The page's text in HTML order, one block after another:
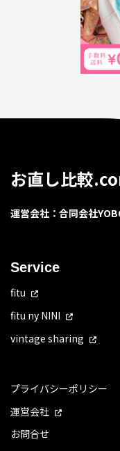
お直し比較
運営会社：合同会社
Service
fitu
fitu ny NINI
vintage sharing
プライバシーポリシー
運営会社
お問合せ